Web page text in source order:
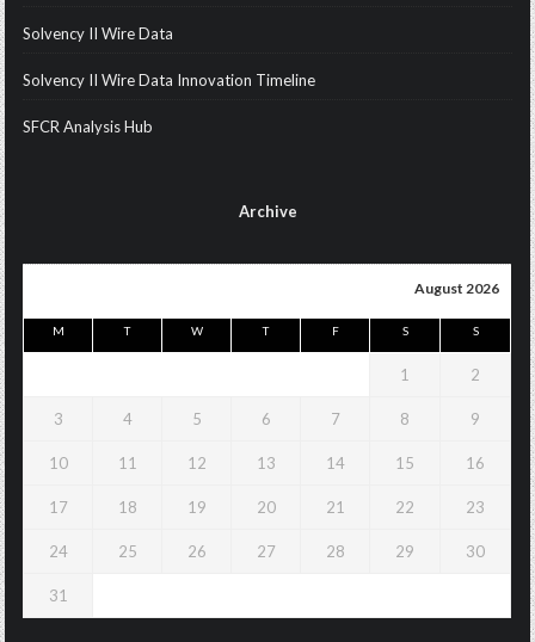
Solvency II Wire Data
Solvency II Wire Data Innovation Timeline
SFCR Analysis Hub
Archive
August 2026
M T W T F S S
1 2
3 4 5 6 7 8 9
10 11 12 13 14 15 16
17 18 19 20 21 22 23
24 25 26 27 28 29 30
31